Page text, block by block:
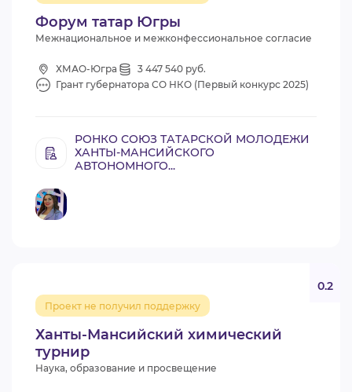
Форум татар Югры
Межнациональное и межконфессиональное согласие
ХМАО-Югра
3 447 540 руб.
Грант губернатора СО НКО (Первый конкурс 2025)
РОНКО СОЮЗ ТАТАРСКОЙ МОЛОДЕЖИ
ХАНТЫ-МАНСИЙСКОГО
АВТОНОМНОГО...
Ханты-Мансийский химический
турнир
Проект не получил поддержку
0.2
Наука, образование и просвещение